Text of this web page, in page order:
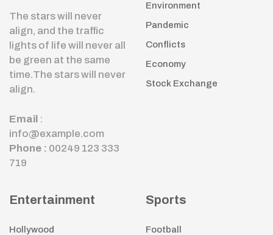
The stars will never
align, and the traffic
lights of life will never all
be green at the same
time.The stars will never
align.
Email :
info@example.com
Phone : 00249 123 333
719
Environment
Pandemic
Conflicts
Economy
Stock Exchange
Entertainment
Hollywood
Sports
Football